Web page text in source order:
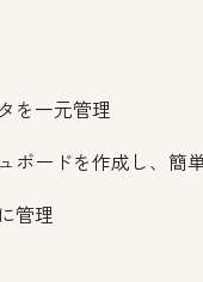
を一元管理
ボードを作成し、簡
管理